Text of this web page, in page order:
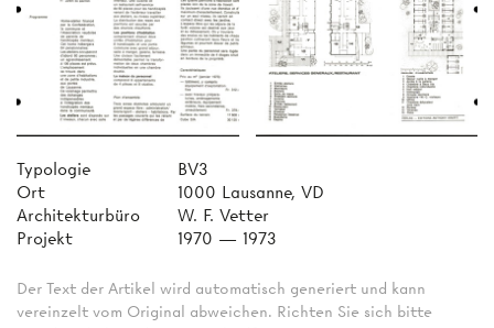
Typologie
BV3
Ort
1000 Lausanne, VD
Architekturbüro
W. F. Vetter
Projekt
1970 — 1973
Der Text der Artikel wird automatisch generiert und kann
vereinzelt vom Original abweichen. Richten Sie sich bitte